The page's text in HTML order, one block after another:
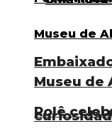
Museu de
Rolê